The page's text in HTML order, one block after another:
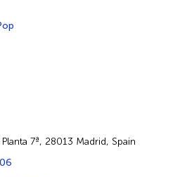
7ª, 28013 Madrid, Spain